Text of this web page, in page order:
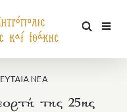
ΝΕΑ
της 25ης